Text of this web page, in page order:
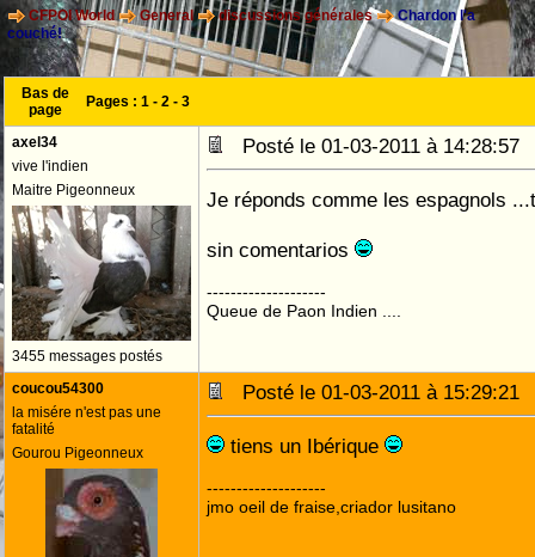
CFPOI World General discussions générales
Chardon l'a
couché!
Bas de
page
Pages : 1 - 2 - 3
axel34
vive l'indien
Maitre Pigeonneux
3455 messages postés
Posté le 01-03-2011 à
Je réponds comme les espagnols
sin comentarios
--------------------
Queue de Paon Indien ....
coucou54300
la misére n'est pas une
fatalité
Gourou Pigeonneux
Posté le 01-03-2011 à
tiens un Ibérique
--------------------
jmo oeil de fraise,criador lusitano